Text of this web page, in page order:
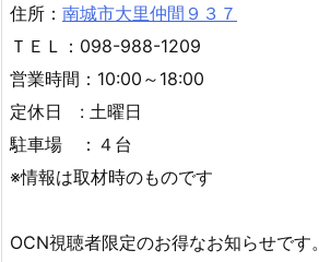
住所： 南城市大里仲間９３７
ＴＥＬ：098-988-1209
営業時間：10:00～18:00
定休日 : 土曜日
駐車場 ：４台
※情報は取材時のものです
OCN視聴者限定のお得なお知らせです。